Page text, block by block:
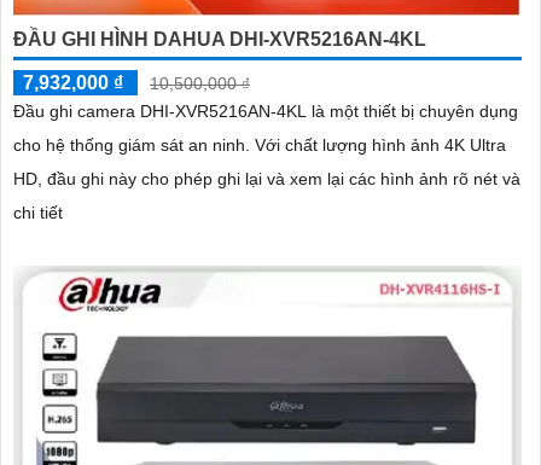
ĐẦU GHI HÌNH DAHUA DHI-XVR5216AN-4KL
7,932,000 ₫
10,500,000 ₫
Đầu ghi camera DHI-XVR5216AN-4KL là một thiết bị chuyên dụng
cho hệ thống giám sát an ninh. Với chất lượng hình ảnh 4K Ultra
HD, đầu ghi này cho phép ghi lại và xem lại các hình ảnh rõ nét và
chi tiết